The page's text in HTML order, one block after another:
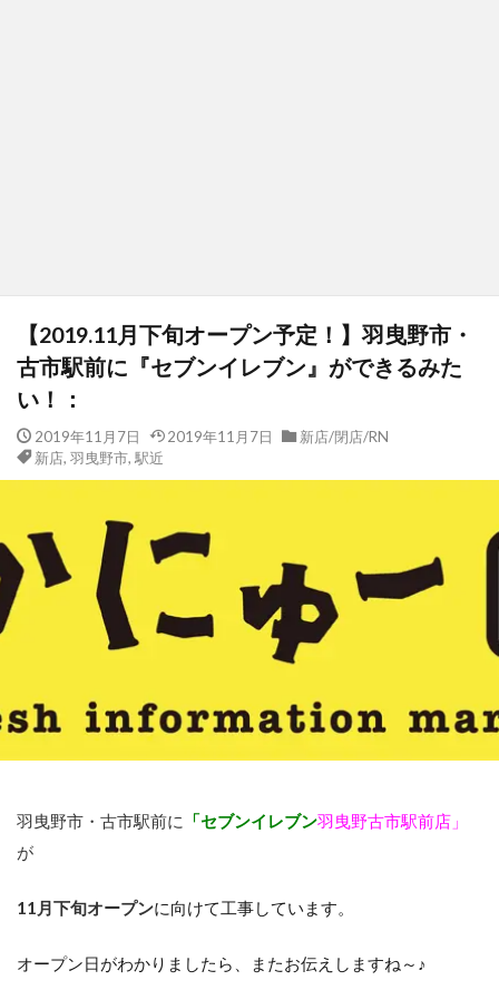
【2019.11月下旬オープン予定！】羽曳野市・
古市駅前に『セブンイレブン』ができるみた
い！：
2019年11月7日 2019年11月7日
新店/閉店/RN
新店, 羽曳野市, 駅近
羽曳野市・古市駅前に 「セブンイレブン羽曳野古市駅前店」
が
11月下旬オープンに向けて工事しています。
オープン日がわかりましたら、またお伝えしますね～♪